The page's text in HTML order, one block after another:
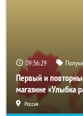
09:36:26
Первый и
магазине «Улыбка
Россия